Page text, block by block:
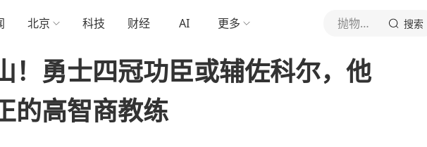
北京 科技 财经 AI 更多 抛物线进球 搜索
！勇士四冠功臣或辅佐科尔，他
的高智商教练